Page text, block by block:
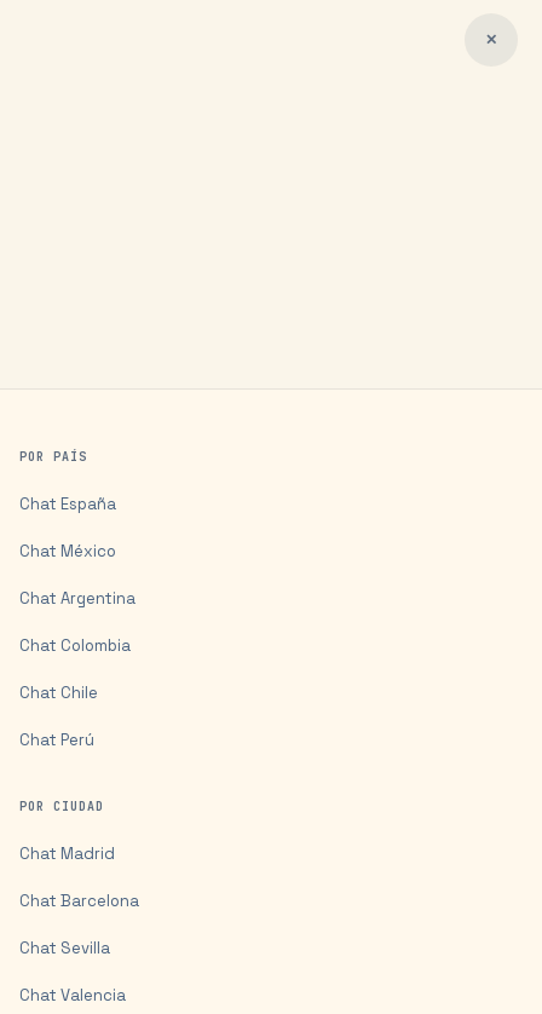
✕
POR PAÍS
Chat España
Chat México
Chat Argentina
Chat Colombia
Chat Chile
Chat Perú
POR CIUDAD
Chat Madrid
Chat Barcelona
Chat Sevilla
Chat Valencia